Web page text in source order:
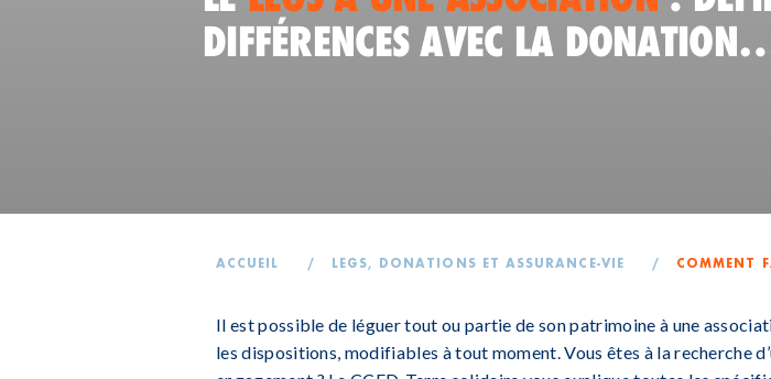
DIFFÉRENCES AVEC LA
ACCUEIL / LEGS, DONATIONS ET ASSURANCE-VIE / COMMENT
Il est possible de léguer tout ou partie de son patrimoine à une
les dispositions, modifiables à tout moment. Vous êtes à la recherche